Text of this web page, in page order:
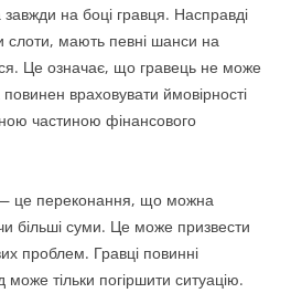
на боці гравця. Насправді
слоти, мають певні шанси на
Це означає, що гравець не може
враховувати ймовірності
частиною фінансового
це переконання, що можна
більші суми. Це може призвести
проблем. Гравці повинні
може тільки погіршити ситуацію.